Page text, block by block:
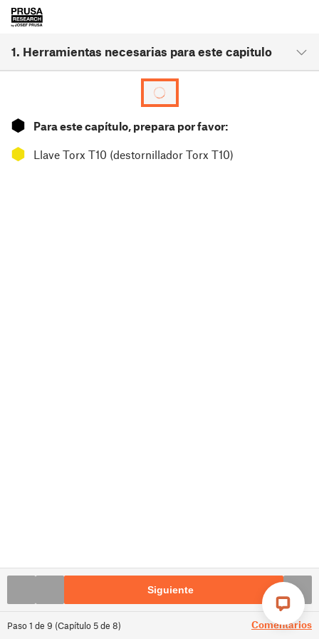
1. Herramientas necesarias para este capitulo
Paso1 de 9 (Capítulo 5de 8) Comentarios
⬢ Para este capítulo, prepara por favor:
⬢ Llave Torx T10 (destornillador Torx T10)
Siguiente